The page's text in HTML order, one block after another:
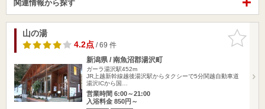
関連情報から探す
お気に入
りに追加
山の湯
4.2点/ 69 件
新潟県 / 南魚沼郡湯沢町
ガーラ湯沢駅452m
JR上越新幹線越後湯沢駅からタクシーで5分関越自動車道
湯沢ICから国…
営業時間 6:00～21:00
入浴料金 850円～